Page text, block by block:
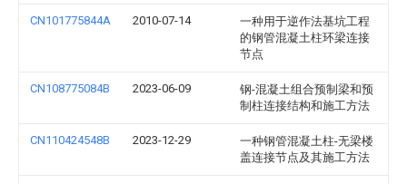
CN101775844A 2010-07-14
一种用于逆作法基坑工程
的钢管混凝土柱环梁连接
节点
CN108775084B 2023-06-09
钢-混凝土组合预制梁和预
制柱连接结构和施工方法
CN110424548B 2023-12-29
一种钢管混凝土柱-无梁楼
盖连接节点及其施工方法